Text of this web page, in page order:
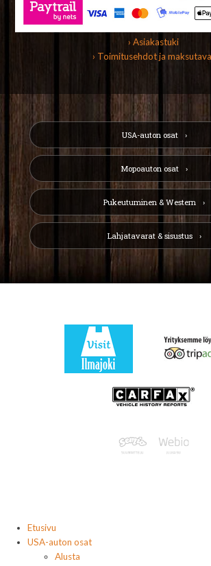
› Asiakastuki
› Toimitusehdot ja
USA-auton osat
Mopoauton osat
Pukeutuminen & Western
Lahjatavarat & sisustus
Etusivu
USA-auton osat
Alusta